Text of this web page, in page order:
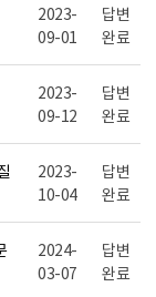
2023-
09-01
답변
완료
2023-
09-12
답변
완료
2023-
10-04
답변
완료
2024-
03-07
답변
완료